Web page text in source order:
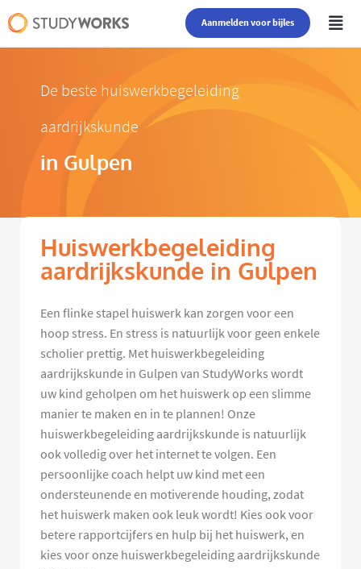
Aanmelden voor bijles
De beste huiswerkbegeleiding
aardrijkskunde
in Gulpen
Huiswerkbegeleiding
aardrijkskunde in Gulpen
Een flinke stapel huiswerk kan zorgen voor een
hoop stress. En stress is natuurlijk voor geen enkele
scholier prettig. Met huiswerkbegeleiding
aardrijkskunde in Gulpen van StudyWorks wordt
uw kind geholpen om het huiswerk op een slimme
manier te maken en in te plannen! Onze
huiswerkbegeleiding aardrijkskunde is natuurlijk
ook volledig over het internet te volgen. Een
persoonlijke coach helpt uw kind met een
ondersteunende en motiverende houding, zodat
het huiswerk maken ook leuk wordt! Kies ook voor
betere rapportcijfers en hulp bij het huiswerk, en
kies voor onze huiswerkbegeleiding aardrijkskunde